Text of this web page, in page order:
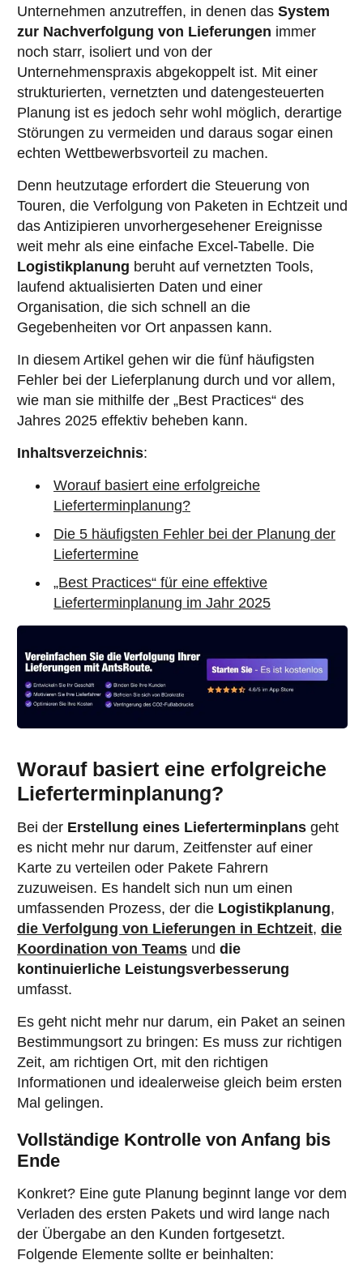
Unternehmen anzutreffen, in denen das System
zur Nachverfolgung von Lieferungen immer
noch starr, isoliert und von der
Unternehmenspraxis abgekoppelt ist. Mit einer
strukturierten, vernetzten und datengesteuerten
Planung ist es jedoch sehr wohl möglich, derartige
Störungen zu vermeiden und daraus sogar einen
echten Wettbewerbsvorteil zu machen.
Denn heutzutage erfordert die Steuerung von
Touren, die Verfolgung von Paketen in Echtzeit und
das Antizipieren unvorhergesehener Ereignisse
weit mehr als eine einfache Excel-Tabelle. Die
Logistikplanung beruht auf vernetzten Tools,
laufend aktualisierten Daten und einer
Organisation, die sich schnell an die
Gegebenheiten vor Ort anpassen kann.
In diesem Artikel gehen wir die fünf häufigsten
Fehler bei der Lieferplanung durch und vor allem,
wie man sie mithilfe der „Best Practices“ des
Jahres 2025 effektiv beheben kann.
Inhaltsverzeichnis:
Worauf basiert eine erfolgreiche
Lieferterminplanung?
Die 5 häufigsten Fehler bei der Planung der
Liefertermine
„Best Practices“ für eine effektive
Lieferterminplanung im Jahr 2025
Worauf basiert eine erfolgreiche
Lieferterminplanung?
Bei der Erstellung eines Lieferterminplans geht
es nicht mehr nur darum, Zeitfenster auf einer
Karte zu verteilen oder Pakete Fahrern
zuzuweisen. Es handelt sich nun um einen
umfassenden Prozess, der die Logistikplanung,
die Verfolgung von Lieferungen in Echtzeit, die
Koordination von Teams und die
kontinuierliche Leistungsverbesserung
umfasst.
Es geht nicht mehr nur darum, ein Paket an seinen
Bestimmungsort zu bringen: Es muss zur richtigen
Zeit, am richtigen Ort, mit den richtigen
Informationen und idealerweise gleich beim ersten
Mal gelingen.
Vollständige Kontrolle von Anfang bis
Ende
Konkret? Eine gute Planung beginnt lange vor dem
Verladen des ersten Pakets und wird lange nach
der Übergabe an den Kunden fortgesetzt.
Folgende Elemente sollte er beinhalten: